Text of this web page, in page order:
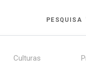
PESQUISA
Culturas